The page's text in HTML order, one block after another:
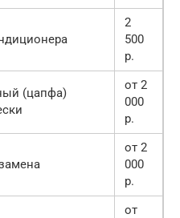
2
500
р.
(цапфа)
от 2
000
р.
от 2
000
р.
от